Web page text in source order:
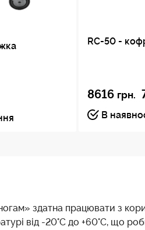
RC-50 -
8616 грн.
В
здатна працювати з
від -20°С до +60°С, що